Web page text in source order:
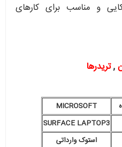
و مناسب برای کارهای
,تریدرها
MICROSOFT
SURFACE LAPTOP3
استوک وارداتی